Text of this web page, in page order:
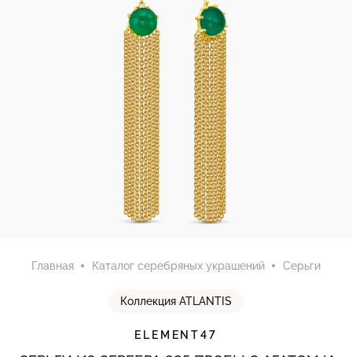
Главная Каталог серебряных украшений Серьги
Коллекция ATLANTIS
ELEMENT47